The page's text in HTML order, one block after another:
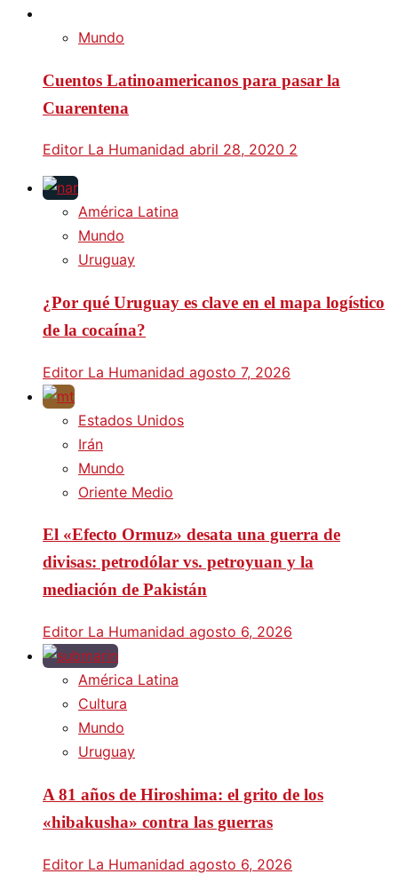
Mundo
Cuentos Latinoamericanos para pasar la
Cuarentena
Editor La Humanidad abril 28, 2020 2
América Latina
Mundo
Uruguay
¿Por qué Uruguay es clave en el mapa logístico
de la cocaína?
Editor La Humanidad agosto 7, 2026
Estados Unidos
Irán
Mundo
Oriente Medio
El «Efecto Ormuz» desata una guerra de
divisas: petrodólar vs. petroyuan y la
mediación de Pakistán
Editor La Humanidad agosto 6, 2026
América Latina
Cultura
Mundo
Uruguay
A 81 años de Hiroshima: el grito de los
«hibakusha» contra las guerras
Editor La Humanidad agosto 6, 2026